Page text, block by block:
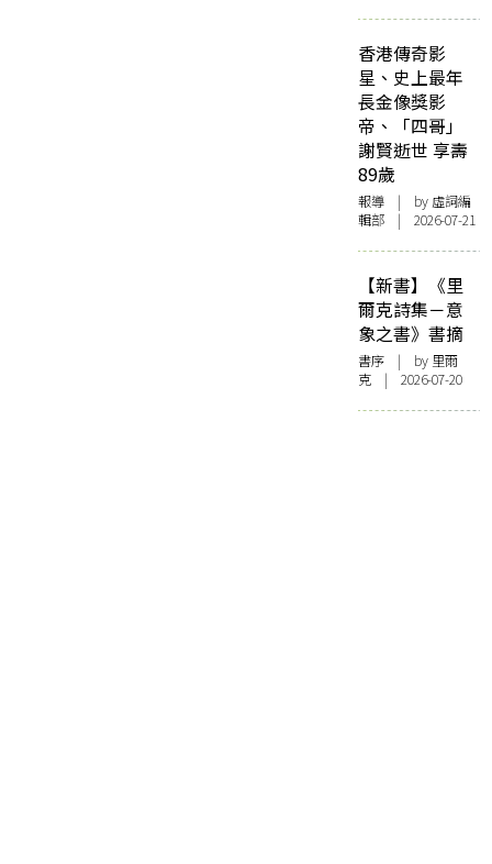
香港傳奇影
星、史上最年
長金像獎影
帝、「四哥」
謝賢逝世 享壽
89歲
報導 | by 虛詞編
輯部 | 2026-07-21
【新書】《里
爾克詩集－意
象之書》書摘
書序 | by 里爾
克 | 2026-07-20